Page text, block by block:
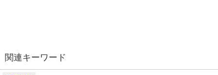
関連キーワード